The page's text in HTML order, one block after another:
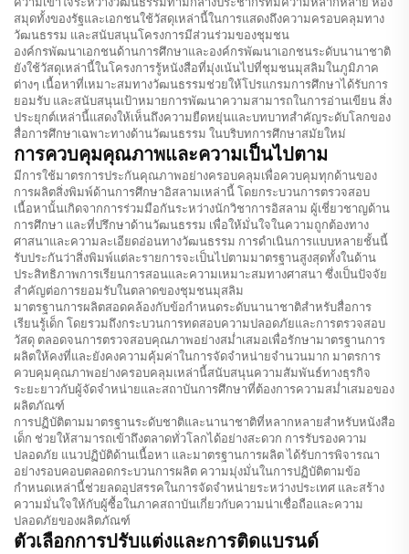
สมุดทั้งของรัฐและเอกชนใช้วัสดุเหล่านี้ในการแสดงถึงความครอบคลุมทาง
วัฒนธรรม และสนับสนุนโครงการมีส่วนร่วมของชุมชน
องค์กรพัฒนาเอกชนด้านการศึกษาและองค์กรพัฒนาเอกชนระดับนานาชาติ
ยังใช้วัสดุเหล่านี้ในโครงการรู้หนังสือที่มุ่งเน้นไปที่ชุมชนมุสลิมในภูมิภาค
ต่างๆ เนื้อหาที่เหมาะสมทางวัฒนธรรมช่วยให้โปรแกรมการศึกษาได้รับการ
ยอมรับ และสนับสนุนเป้าหมายการพัฒนาความสามารถในการอ่านเขียน สิ่ง
ประยุกต์เหล่านี้แสดงให้เห็นถึงความยืดหยุ่นและบทบาทสำคัญระดับโลกของ
สื่อการศึกษาเฉพาะทางด้านวัฒนธรรม ในบริบทการศึกษาสมัยใหม่
การควบคุมคุณภาพและความเป็นไปตาม
มีการใช้มาตรการประกันคุณภาพอย่างครอบคลุมเพื่อควบคุมทุกด้านของ
การผลิตสิ่งพิมพ์ด้านการศึกษาอิสลามเหล่านี้ โดยกระบวนการตรวจสอบ
เนื้อหานั้นเกิดจากการร่วมมือกันระหว่างนักวิชาการอิสลาม ผู้เชี่ยวชาญด้าน
การศึกษา และที่ปรึกษาด้านวัฒนธรรม เพื่อให้มั่นใจในความถูกต้องทาง
ศาสนาและความละเอียดอ่อนทางวัฒนธรรม การดำเนินการแบบหลายชั้นนี้
รับประกันว่าสิ่งพิมพ์แต่ละรายการจะเป็นไปตามมาตรฐานสูงสุดทั้งในด้าน
ประสิทธิภาพการเรียนการสอนและความเหมาะสมทางศาสนา ซึ่งเป็นปัจจัย
สำคัญต่อการยอมรับในตลาดของชุมชนมุสลิม
มาตรฐานการผลิตสอดคล้องกับข้อกำหนดระดับนานาชาติสำหรับสื่อการ
เรียนรู้เด็ก โดยรวมถึงกระบวนการทดสอบความปลอดภัยและการตรวจสอบ
วัสดุ ตลอดจนการตรวจสอบคุณภาพอย่างสม่ำเสมอเพื่อรักษามาตรฐานการ
ผลิตให้คงที่และยังคงความคุ้มค่าในการจัดจำหน่ายจำนวนมาก มาตรการ
ควบคุมคุณภาพอย่างครอบคลุมเหล่านี้สนับสนุนความสัมพันธ์ทางธุรกิจ
ระยะยาวกับผู้จัดจำหน่ายและสถาบันการศึกษาที่ต้องการความสม่ำเสมอของ
ผลิตภัณฑ์
การปฏิบัติตามมาตรฐานระดับชาติและนานาชาติที่หลากหลายสำหรับหนังสือ
เด็ก ช่วยให้สามารถเข้าถึงตลาดทั่วโลกได้อย่างสะดวก การรับรองความ
ปลอดภัย แนวปฏิบัติด้านเนื้อหา และมาตรฐานการผลิต ได้รับการพิจารณา
อย่างรอบคอบตลอดกระบวนการผลิต ความมุ่งมั่นในการปฏิบัติตามข้อ
กำหนดเหล่านี้ช่วยลดอุปสรรคในการจัดจำหน่ายระหว่างประเทศ และสร้าง
ความมั่นใจให้กับผู้ซื้อในภาคสถาบันเกี่ยวกับความน่าเชื่อถือและความ
ปลอดภัยของผลิตภัณฑ์
ตัวเลือกการปรับแต่งและการติดแบรนด์